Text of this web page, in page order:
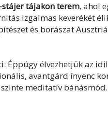
tájakon terem, ahol
izgalmas keverékét
és borászat
Éppúgy élvezhetjük az
avantgárd ínyenc
meditatív